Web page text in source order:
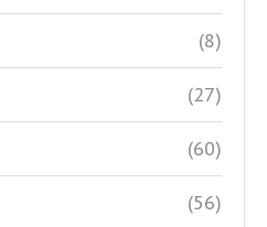
(8)
(27)
(60)
(56)